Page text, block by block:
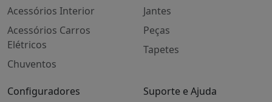
Acessórios Interior
Acessórios Carros
Elétricos
Chuventos
Jantes
Peças
Tapetes
Configuradores
Suporte e Ajuda